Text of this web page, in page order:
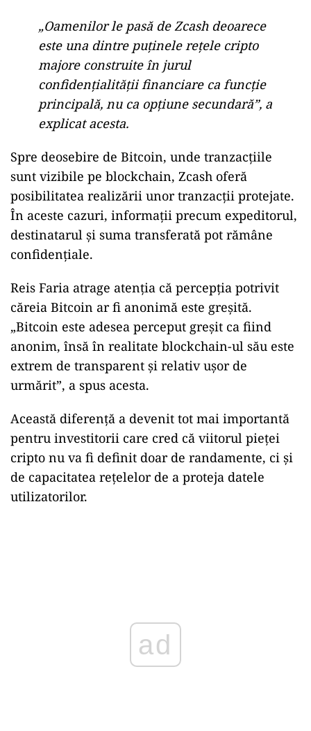
„Oamenilor le pasă de Zcash deoarece
este una dintre puținele rețele cripto
majore construite în jurul
confidențialității financiare ca funcție
principală, nu ca opțiune secundară”, a
explicat acesta.
Spre deosebire de Bitcoin, unde tranzacțiile
sunt vizibile pe blockchain, Zcash oferă
posibilitatea realizării unor tranzacții protejate.
În aceste cazuri, informații precum expeditorul,
destinatarul și suma transferată pot rămâne
confidențiale.
Reis Faria atrage atenția că percepția potrivit
căreia Bitcoin ar fi anonimă este greșită.
„Bitcoin este adesea perceput greșit ca fiind
anonim, însă în realitate blockchain-ul său este
extrem de transparent și relativ ușor de
urmărit”, a spus acesta.
Această diferență a devenit tot mai importantă
pentru investitorii care cred că viitorul pieței
cripto nu va fi definit doar de randamente, ci și
de capacitatea rețelelor de a proteja datele
utilizatorilor.
ad